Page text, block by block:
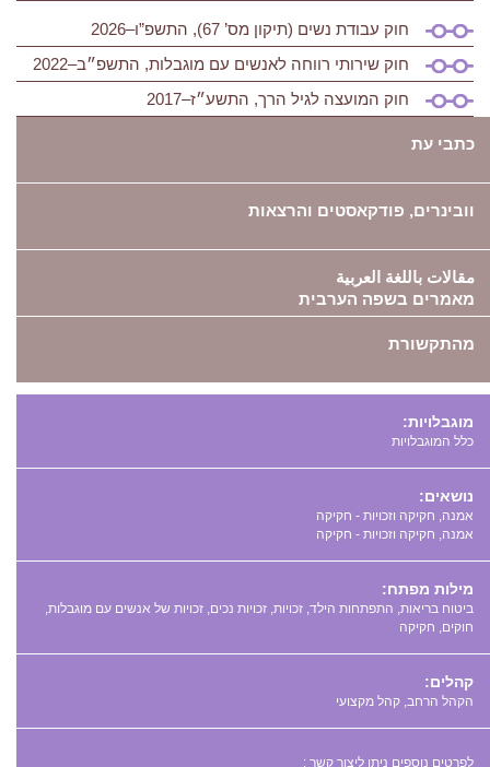
חוק עבודת נשים (תיקון מס’ 67), התשפ”ו–2026
חוק שירותי רווחה לאנשים עם מוגבלות, התשפ״ב–2022
חוק המועצה לגיל הרך, התשע״ז–2017
כתבי עת
וובינרים, פודקאסטים והרצאות
مقالات باللغة العربية
מאמרים בשפה הערבית
מהתקשורת
מוגבלויות:
כלל המוגבלויות
נושאים:
אמנה, חקיקה וזכויות - חקיקה
אמנה, חקיקה וזכויות - חקיקה
מילות מפתח:
,
,
,
,
,
,
קהלים:
הקהל הרחב, קהל מקצועי
לפרטים נוספים ניתן ליצור קשר :